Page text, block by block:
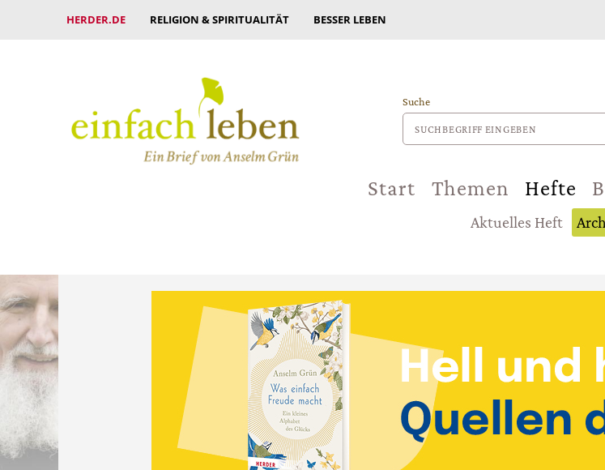
HERDER.DE RELIGION & SPIRITUALITÄT BESSER LEBEN
Suche
Start Themen Hefte
Aktuelles Heft